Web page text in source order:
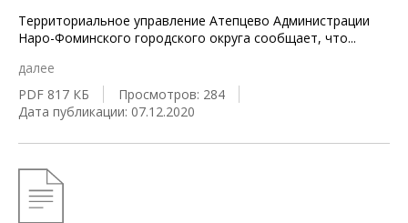
Территориальное управление Атепцево Администрации
Наро-Фоминского городского округа сообщает, что...
далее
PDF 817 КБ
Просмотров: 284
Дата публикации: 07.12.2020